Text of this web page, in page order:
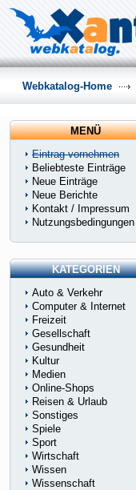
Webkatalog-Home
MENÜ
Eintrag vornehmen
Beliebteste Einträge
Neue Einträge
Neue Berichte
Kontakt / Impressum
Nutzungsbedingungen
KATEGORIEN
Auto & Verkehr
Computer & Internet
Freizeit
Gesellschaft
Gesundheit
Kultur
Medien
Online-Shops
Reisen & Urlaub
Sonstiges
Spiele
Sport
Wirtschaft
Wissen
Wissenschaft